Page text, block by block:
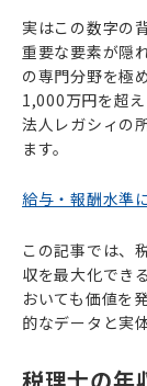
実はこの数字の
重要な要素が隠
の専門分野を極
1,000万円を超
法人レガシィの
ます。
給与・報酬水準
この記事では、
収を最大化でき
おいても価値を
的なデータと実